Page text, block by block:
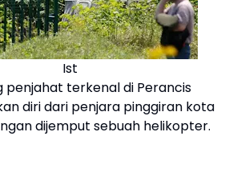
Ist
penjahat terkenal di Perancis
diri dari penjara pinggiran kota
dijemput sebuah helikopter.